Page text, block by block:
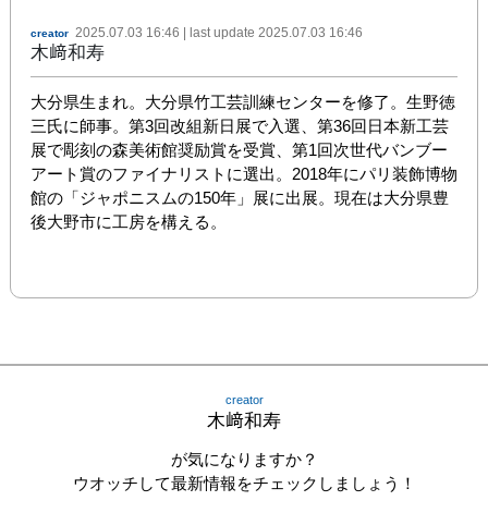
creator 2025.07.03 16:46 | last update 2025.07.03 16:46
木﨑和寿
大分県生まれ。大分県竹工芸訓練センターを修了。生野徳
三氏に師事。第3回改組新日展で入選、第36回日本新工芸
展で彫刻の森美術館奨励賞を受賞、第1回次世代バンブー
アート賞のファイナリストに選出。2018年にパリ装飾博物
館の「ジャポニスムの150年」展に出展。現在は大分県豊
後大野市に工房を構える。
creator
木﨑和寿
が気になりますか？
ウオッチして最新情報をチェックしましょう！